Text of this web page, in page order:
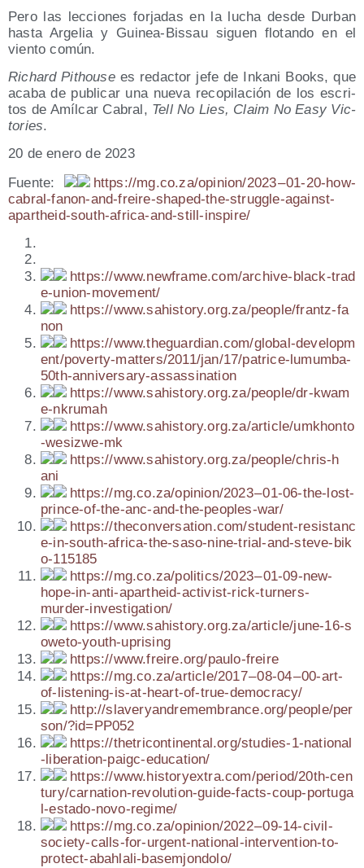
Pero las lec­cio­nes for­ja­das en la lucha des­de Dur­ban
has­ta Arge­lia y Gui­nea-Bis­sau siguen flo­tan­do en el
vien­to común.
Richard Pithou­sees redac­tor jefe de Inka­ni Books, que
aca­ba de publi­car una nue­va reco­pi­la­ción de los escri­
tos de Amíl­car Cabral, Tell No Lies, Claim No Easy Vic­
to­ries.
20 de enero de 2023
Fuen­te:
https://​mg​.co​.za/​o​p​i​n​i​o​n​/​2​023 – 01-20-how-
cabral-fanon-and-freire-shaped-the-struggle-against-
apartheid-south-africa-and-still-inspire/
https://​www​.new​fra​me​.com/​a​r​c​h​i​v​e​-​b​l​a​c​k​-​t​r​a​d​
e​-​u​n​i​o​n​-​m​o​v​e​m​e​nt/
https://​www​.sahis​tory​.org​.za/​p​e​o​p​l​e​/​f​r​a​n​t​z​-​f​a​
non
https://​www​.the​guar​dian​.com/​g​l​o​b​a​l​-​d​e​v​e​l​o​p​m​
e​n​t​/​p​o​v​e​r​t​y​-​m​a​t​t​e​r​s​/​2​0​1​1​/​j​a​n​/​1​7​/​p​a​t​r​i​c​e​-​l​u​m​u​m​b​a​-​
5​0​t​h​-​a​n​n​i​v​e​r​s​a​r​y​-​a​s​s​a​s​s​i​n​a​t​ion
https://​www​.sahis​tory​.org​.za/​p​e​o​p​l​e​/​d​r​-​k​w​a​m​
e​-​n​k​r​u​mah
https://​www​.sahis​tory​.org​.za/​a​r​t​i​c​l​e​/​u​m​k​h​o​n​t​o​
-​w​e​s​i​z​w​e​-mk
https://​www​.sahis​tory​.org​.za/​p​e​o​p​l​e​/​c​h​r​i​s​-​h​
ani
https://​mg​.co​.za/​o​p​i​n​i​o​n​/​2​023 – 01-06-the-lost-
prince-of-the-anc-and-the-peoples-war/
https://​the​con​ver​sa​tion​.com/​s​t​u​d​e​n​t​-​r​e​s​i​s​t​a​n​c​
e​-​i​n​-​s​o​u​t​h​-​a​f​r​i​c​a​-​t​h​e​-​s​a​s​o​-​n​i​n​e​-​t​r​i​a​l​-​a​n​d​-​s​t​e​v​e​-​b​i​k​
o​-​1​1​5​185
https://​mg​.co​.za/​p​o​l​i​t​i​c​s​/​2​023 – 01-09-new-
hope-in-anti-apartheid-activist-rick-turners-
murder-investigation/
https://​www​.sahis​tory​.org​.za/​a​r​t​i​c​l​e​/​j​u​n​e​-​1​6​-​s​
o​w​e​t​o​-​y​o​u​t​h​-​u​p​r​i​s​ing
https://​www​.frei​re​.org/​p​a​u​l​o​-​f​r​e​ire
https://​mg​.co​.za/​a​r​t​i​c​l​e​/​2​017 – 08-04 – 00-art-
of-listening-is-at-heart-of-true-democracy/
http://​sla​ver​yan​dre​mem​bran​ce​.org/​p​e​o​p​l​e​/​p​e​r​
s​o​n​/​?​i​d​=​P​P​052
https://​the​tri​con​ti​nen​tal​.org/​s​t​u​d​i​e​s​-​1​-​n​a​t​i​o​n​a​l​
-​l​i​b​e​r​a​t​i​o​n​-​p​a​i​g​c​-​e​d​u​c​a​t​i​on/
https://​www​.his​tor​yex​tra​.com/​p​e​r​i​o​d​/​2​0​t​h​-​c​e​n​
t​u​r​y​/​c​a​r​n​a​t​i​o​n​-​r​e​v​o​l​u​t​i​o​n​-​g​u​i​d​e​-​f​a​c​t​s​-​c​o​u​p​-​p​o​r​t​u​g​a​
l​-​e​s​t​a​d​o​-​n​o​v​o​-​r​e​g​i​me/
https://​mg​.co​.za/​o​p​i​n​i​o​n​/​2​022 – 09-14-civil-
society-calls-for-urgent-national-intervention-to-
protect-abahlali-basemjondolo/